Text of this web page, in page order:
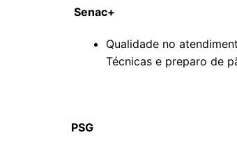
Senac+
Qualidade no
Técnicas e preparo de
PSG